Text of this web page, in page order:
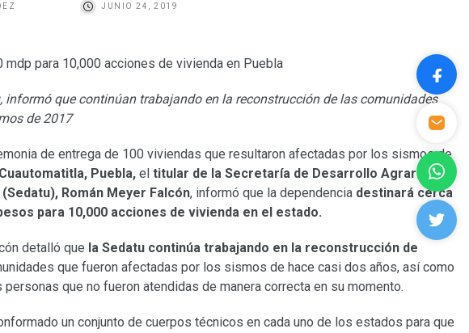
JUNIO 24, 2019
informó que continúan trabajando en la reconstrucción de las comunidades
de 2017
de entrega de 100 viviendas que resultaron afectadas por los sismos de
Puebla, el titular de la Secretaría de Desarrollo Agrario,
Román Meyer Falcón, informó que la dependencia destinará cerca
para 10,000 acciones de vivienda en el estado.
detalló que la Sedatu continúa trabajando en la reconstrucción de
que fueron afectadas por los sismos de hace casi dos años, así como
personas que no fueron atendidas de manera correcta en su momento.
un conjunto de cuerpos técnicos en cada uno de los estados para que